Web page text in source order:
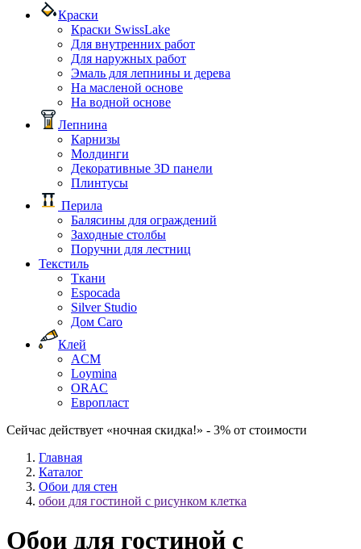
Краски
Краски SwissLake
Для внутренних работ
Для наружных работ
Эмаль для лепнины и дерева
На масленой основе
На водной основе
Лепнина
Карнизы
Молдинги
Декоративные 3D панели
Плинтусы
Перила
Балясины для ограждений
Заходные столбы
Поручни для лестниц
Текстиль
Ткани
Espocada
Silver Studio
Дом Caro
Клей
ACM
Loymina
ORAC
Европласт
Сейчас действует «ночная скидка!» - 3% от стоимости
Главная
Каталог
Обои для стен
обои для гостиной с рисунком клетка
Обои для гостиной с